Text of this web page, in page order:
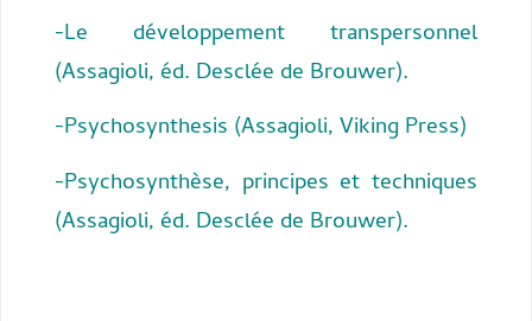
-Le développement transpersonnel
(Assagioli, éd. Desclée de Brouwer).
-Psychosynthesis (Assagioli, Viking Press)
-Psychosynthèse, principes et techniques
(Assagioli, éd. Desclée de Brouwer).